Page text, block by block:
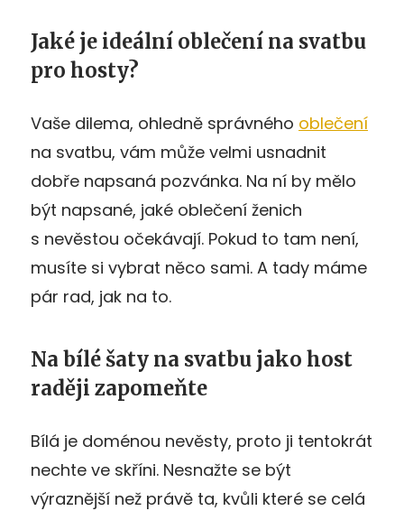
Jaké je ideální oblečení na svatbu
pro hosty?
Vaše dilema, ohledně správného oblečení
na svatbu, vám může velmi usnadnit
dobře napsaná pozvánka. Na ní by mělo
být napsané, jaké oblečení ženich
s nevěstou očekávají. Pokud to tam není,
musíte si vybrat něco sami. A tady máme
pár rad, jak na to.
Na bílé šaty na svatbu jako host
raději zapomeňte
Bílá je doménou nevěsty, proto ji tentokrát
nechte ve skříni. Nesnažte se být
výraznější než právě ta, kvůli které se celá